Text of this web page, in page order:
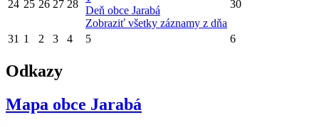
24 25 26 27 28
Deň obce Jarabá
Zobraziť všetky záznamy z dňa
30
31 1 2 3 4 5 6
Odkazy
Mapa obce Jarabá